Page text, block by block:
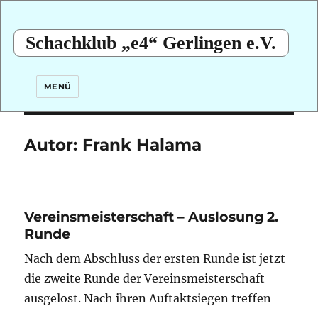
Schachklub „e4“ Gerlingen e.V.
MENÜ
Autor: Frank Halama
Vereinsmeisterschaft – Auslosung 2.
Runde
Nach dem Abschluss der ersten Runde ist jetzt
die zweite Runde der Vereinsmeisterschaft
ausgelost. Nach ihren Auftaktsiegen treffen